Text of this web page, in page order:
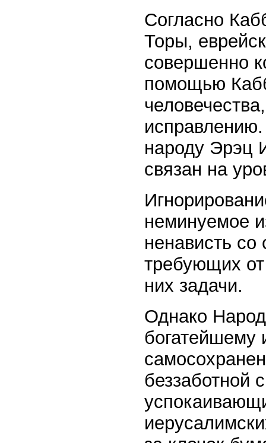
Согласно
Торы,
совершенно
помощью
народу Эрэц
связан на
неминуемое
ненависть
требующих
них задачи.
Однако
богатейшему
беззаботной